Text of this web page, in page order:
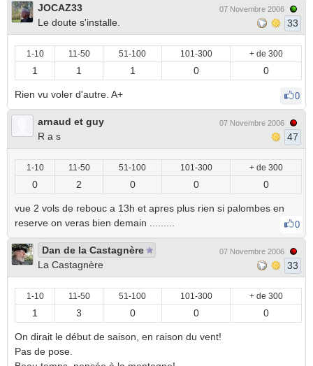
JOCAZ33
Le doute s'installe.
07 Novembre 2006
33
1-10 11-50 51-100 101-300 + de 300
1 1 1 0 0
Rien vu voler d'autre. A+ 0
arnaud et guy
R a s
07 Novembre 2006
47
1-10 11-50 51-100 101-300 + de 300
0 2 0 0 0
vue 2 vols de rebouc a 13h et apres plus rien si palombes en
reserve on veras bien demain .........
0
Dan de la Castagnère
La Castagnère
07 Novembre 2006
33
1-10 11-50 51-100 101-300 + de 300
1 3 0 0 0
On dirait le début de saison, en raison du vent!
Pas de pose.